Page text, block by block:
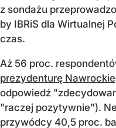
z sondażu
by IBRiS dla Wirtualnej
czas.
Aż 56 proc.
prezydenturę
odpowiedź
"raczej pozytywnie").
przywódcy 40,5 proc.